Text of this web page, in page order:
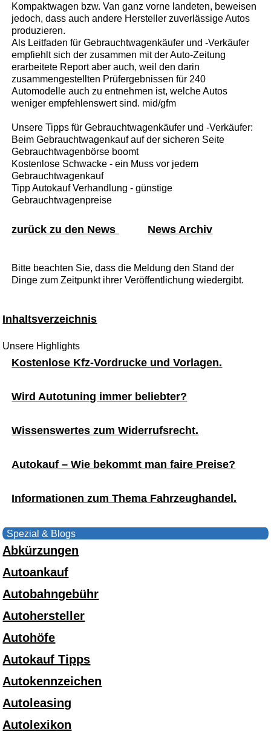
Kompaktwagen bzw. Van ganz vorne landeten, beweisen
jedoch, dass auch andere Hersteller zuverlässige Autos
produzieren.
Als Leitfaden für Gebrauchtwagenkäufer und -Verkäufer
empfiehlt sich der zusammen mit der Auto-Zeitung
erarbeitete Report aber auch, weil den darin
zusammengestellten Prüfergebnissen für 240
Automodelle auch zu entnehmen ist, welche Autos
weniger empfehlenswert sind. mid/gfm
Unsere Tipps für Gebrauchtwagenkäufer und -Verkäufer:
Beim Gebrauchtwagenkauf auf der sicheren Seite
Gebrauchtwagenbörse boomt
Kostenlose Schwacke - ein Muss vor jedem
Gebrauchtwagenkauf
Tipp Autokauf Verhandlung - günstige
Gebrauchtwagenpreise
zurück zu den News News Archiv
Bitte beachten Sie, dass die Meldung den Stand der
Dinge zum Zeitpunkt ihrer Veröffentlichung wiedergibt.
Inhaltsverzeichnis
Unsere Highlights
Kostenlose Kfz-Vordrucke und Vorlagen.
Wird Autotuning immer beliebter?
Wissenswertes zum Widerrufsrecht.
Autokauf – Wie bekommt man faire Preise?
Informationen zum Thema Fahrzeughandel.
Spezial & Blogs
Abkürzungen
Autoankauf
Autobahngebühr
Autohersteller
Autohöfe
Autokauf Tipps
Autokennzeichen
Autoleasing
Autolexikon